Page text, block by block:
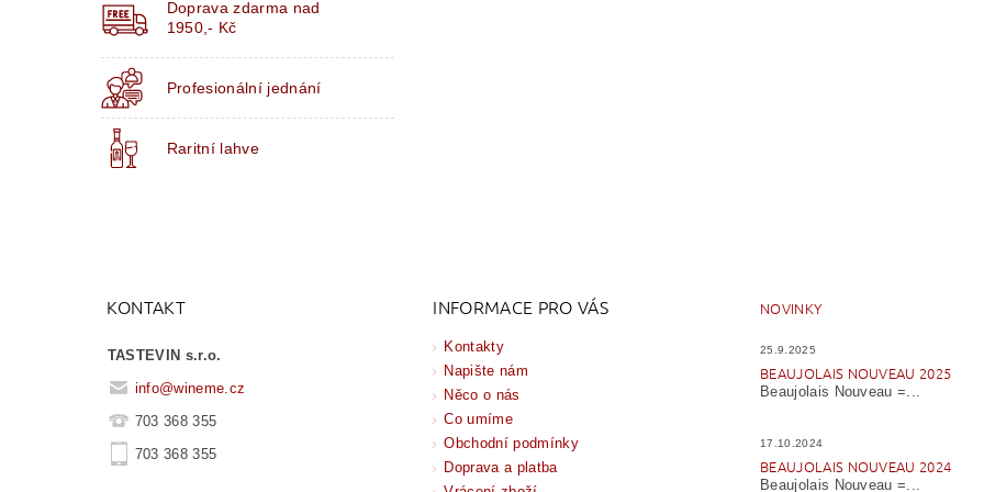
Doprava zdarma nad
1950,- Kč
Profesionální jednání
Raritní lahve
KONTAKT
TASTEVIN s.r.o.
info@wineme.cz
703 368 355
703 368 355
INFORMACE PRO VÁS
Kontakty
Napište nám
Něco o nás
Co umíme
Obchodní podmínky
Doprava a platba
NOVINKY
25.9.2025
BEAUJOLAIS NOUVEAU 2025
Beaujolais Nouveau =...
17.10.2024
BEAUJOLAIS NOUVEAU 2024
Beaujolais Nouveau =...